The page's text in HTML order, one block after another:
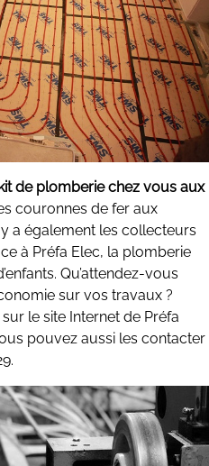
kit de plomberie chez vous aux
couronnes de fer aux
a également les collecteurs
à Préfa Elec, la plomberie
Qu’attendez-vous
sur vos travaux ?
le site Internet de Préfa
pouvez aussi les contacter